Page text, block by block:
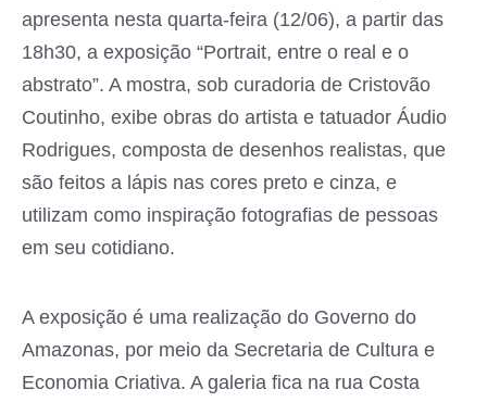
apresenta nesta quarta-feira (12/06), a partir das
18h30, a exposição “Portrait, entre o real e o
abstrato”. A mostra, sob curadoria de Cristovão
Coutinho, exibe obras do artista e tatuador Áudio
Rodrigues, composta de desenhos realistas, que
são feitos a lápis nas cores preto e cinza, e
utilizam como inspiração fotografias de pessoas
em seu cotidiano.
A exposição é uma realização do Governo do
Amazonas, por meio da Secretaria de Cultura e
Economia Criativa. A galeria fica na rua Costa